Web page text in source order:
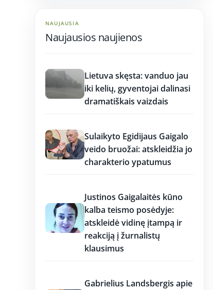
NAUJAUSIA
Naujausios naujienos
Lietuva skęsta: vanduo jau
iki kelių, gyventojai dalinasi
dramatiškais vaizdais
Sulaikyto Egidijaus Gaigalo
veido bruožai: atskleidžia jo
charakterio ypatumus
Justinos Gaigalaitės kūno
kalba teismo posėdyje:
atskleidė vidinę įtampą ir
reakciją į žurnalistų
klausimus
Gabrielius Landsbergis apie